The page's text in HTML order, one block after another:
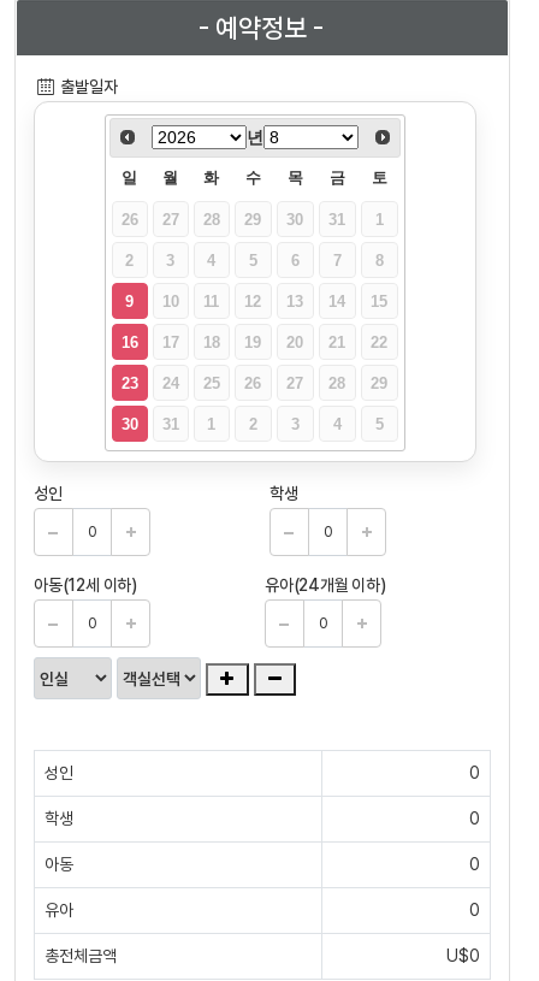
- 예약정보 -
출발일자
년
일 월 화 수 목 금 토
26 27 28 29 30 31 1
2 3 4 5 6 7 8
9 10 11 12 13 14 15
16 17 18 19 20 21 22
23 24 25 26 27 28 29
30 31 1 2 3 4 5
성인 학생
아동(12세 이하) 유아(24개월 이하)
성인 0
학생 0
아동 0
유아 0
총전체금액 U$0